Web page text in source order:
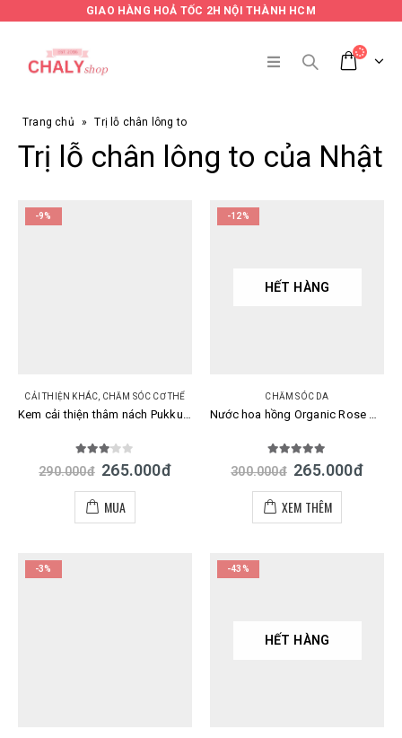
GIAO HÀNG HOẢ TỐC 2H NỘI THÀNH HCM
Trang chủ » Trị lỗ chân lông to
Trị lỗ chân lông to của Nhật
-9%
CẢI THIỆN KHÁC CHĂM SÓC CƠ THỂ
Kem cải thiện thâm nách Pukku Puku Bubble Soda Pack Nhật
out of 5
290.000đ 265.000đ
MUA
-12%
HẾT HÀNG
CHĂM SÓC DA
Nước hoa hồng Organic Rose Meishoku se khít lỗ chân lông 200ml
out of 5
300.000đ 265.000đ
XEM THÊM
-3% -43%
HẾT HÀNG